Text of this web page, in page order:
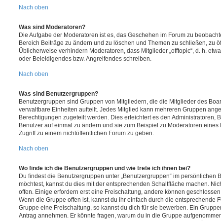
Nach oben
Was sind Moderatoren?
Die Aufgabe der Moderatoren ist es, das Geschehen im Forum zu
Bereich Beiträge zu ändern und zu löschen und Themen zu schließen, zu
Üblicherweise verhindern Moderatoren, dass Mitglieder „offtopic“, d. h.
oder Beleidigendes bzw. Angreifendes schreiben.
Nach oben
Was sind Benutzergruppen?
Benutzergruppen sind Gruppen von Mitgliedern, die die Mitglieder des
verwaltbare Einheiten aufteilt. Jedes Mitglied kann mehreren Gruppen
Berechtigungen zugeteilt werden. Dies erleichtert es den Administratoren,
Benutzer auf einmal zu ändern und sie zum Beispiel zu Moderatoren
Zugriff zu einem nichtöffentlichen Forum zu geben.
Nach oben
Wo finde ich die Benutzergruppen und wie trete ich ihnen bei?
Du findest die Benutzergruppen unter „Benutzergruppen“ im persönlichen
möchtest, kannst du dies mit der entsprechenden Schaltfläche machen.
offen. Einige erfordern erst eine Freischaltung, andere können
Wenn die Gruppe offen ist, kannst du ihr einfach durch die entsprechende
Gruppe eine Freischaltung, so kannst du dich für sie bewerben. Ein
Antrag annehmen. Er könnte fragen, warum du in die Gruppe